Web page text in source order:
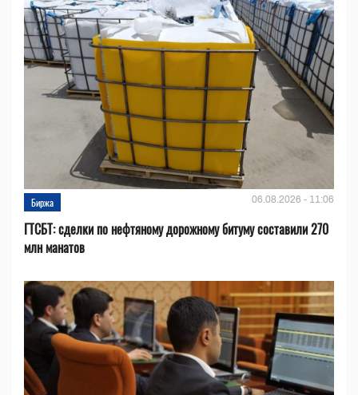
Биржа 06.08.2026 - 11:06
ГТСБТ: сделки по нефтяному дорожному битуму составили 270
млн манатов